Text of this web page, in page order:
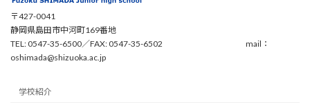
〒427-0041
静岡県島田市中河町169番地
TEL: 0547-35-6500／FAX: 0547-35-6502 mail：
oshimada@shizuoka.ac.jp
学校紹介